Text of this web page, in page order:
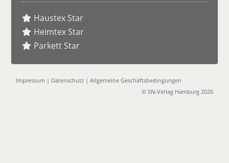
Haustex Star
Heimtex Star
Parkett Star
Impressum | Datenschutz |Allgemeine Geschäftsbedingungen
© SN-Verlag Hamburg 2026